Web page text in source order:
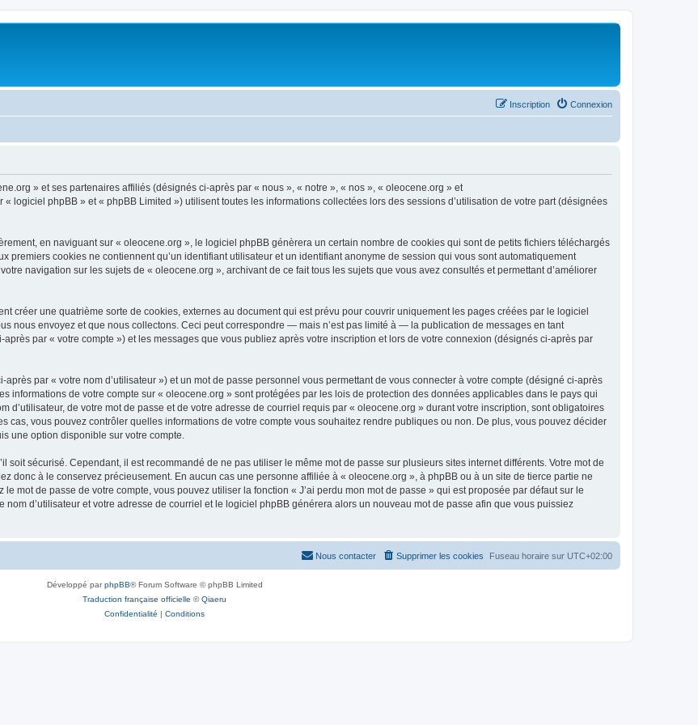
Connexion
Inscription
» et ses partenaires affiliés (désignés ci-après par « nous », « notre », « nos », « oleocene.org » et
logiciel phpBB » et « phpBB Limited ») utilisent toutes les informations collectées lors des sessions d’utilisation de votre part (désignées
en naviguant sur « oleocene.org », le logiciel phpBB génèrera un certain nombre de cookies qui sont de petits fichiers téléchargés
premiers cookies ne contiennent qu’un identifiant utilisateur et un identifiant anonyme de session qui vous sont automatiquement
navigation sur les sujets de « oleocene.org », archivant de ce fait tous les sujets que vous avez consultés et permettant d’améliorer
créer une quatrième sorte de cookies, externes au document qui est prévu pour couvrir uniquement les pages créées par le logiciel
nous envoyez et que nous collectons. Ceci peut correspondre — mais n’est pas limité à — la publication de messages en tant
par « votre compte ») et les messages que vous publiez après votre inscription et lors de votre connexion (désignés ci-après par
par « votre nom d’utilisateur ») et un mot de passe personnel vous permettant de vous connecter à votre compte (désigné ci-après
informations de votre compte sur « oleocene.org » sont protégées par les lois de protection des données applicables dans le pays qui
d’utilisateur, de votre mot de passe et de votre adresse de courriel requis par « oleocene.org » durant votre inscription, sont obligatoires
cas, vous pouvez contrôler quelles informations de votre compte vous souhaitez rendre publiques ou non. De plus, vous pouvez décider
une option disponible sur votre compte.
soit sécurisé. Cependant, il est recommandé de ne pas utiliser le même mot de passe sur plusieurs sites internet différents. Votre mot de
donc à le conservez précieusement. En aucun cas une personne affiliée à « oleocene.org », à phpBB ou à un site de tierce partie ne
mot de passe de votre compte, vous pouvez utiliser la fonction « J’ai perdu mon mot de passe » qui est proposée par défaut sur le
d’utilisateur et votre adresse de courriel et le logiciel phpBB générera alors un nouveau mot de passe afin que vous puissiez
Fuseau horaire sur UTC+02:00
Supprimer les cookies
Nous contacter
Développé parphpBB® Forum Software © phpBB Limited
Traduction française officielle ©Qiaeru
Confidentialité | Conditions